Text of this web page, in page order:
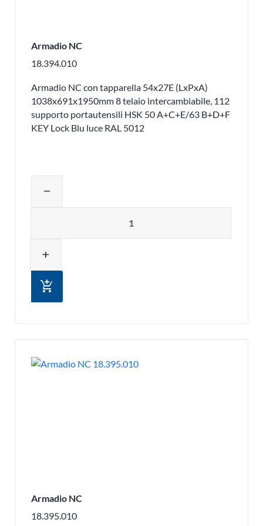
Armadio NC
18.394.010
Armadio NC con tapparella 54x27E (LxPxA)
1038x691x1950mm 8 telaio intercambiabile, 112
supporto portautensili HSK 50 A+C+E/63 B+D+F
KEY Lock Blu luce RAL 5012
remove
add
add_shopping_cart
Armadio NC
18.395.010